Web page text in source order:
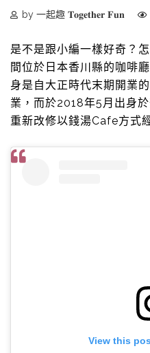
by 一起趣 𝐓𝐨𝐠𝐞𝐭𝐡𝐞𝐫 𝐅𝐮𝐧
是不是跟小編一樣好奇？
間位於日本香川縣的咖啡
身是自大正時代末期開業
業，而於2018年5月出身
重新改修以錢湯Cafe方式
View this